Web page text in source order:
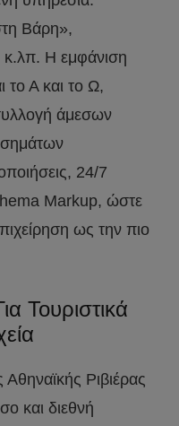
Βάρη»,
Η εμφάνιση
το Α και το Ω,
άμεσων
σημάτων
24/7
Markup, ώστε
ως την πιο
Τουριστικά
Αθηναϊκής Ριβιέρας
και διεθνή